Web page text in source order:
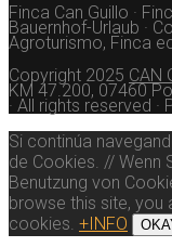
Finca Can Guillo ·
Bauernhof-Urlaub ·
Agroturismo, Finca
Copyright 2025 CAN
KM 47.200, 07460
· All rights reserved ·
Si continúa
de Cookies. // Wenn
Benutzung von
browse this site,
cookies. +INFO